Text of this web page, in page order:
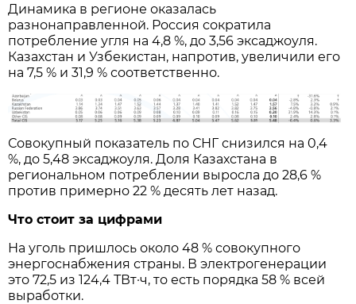
Динамика в регионе оказалась
разнонаправленной. Россия сократила
потребление угля на 4,8 %, до 3,56 эксаджоуля.
Казахстан и Узбекистан, напротив, увеличили его
на 7,5 % и 31,9 % соответственно.
Совокупный показатель по СНГ снизился на 0,4
%, до 5,48 эксаджоуля. Доля Казахстана в
региональном потреблении выросла до 28,6 %
против примерно 22 % десять лет назад.
Что стоит за цифрами
На уголь пришлось около 48 % совокупного
энергоснабжения страны. В электрогенерации
это 72,5 из 124,4 ТВт·ч, то есть порядка 58 % всей
выработки.